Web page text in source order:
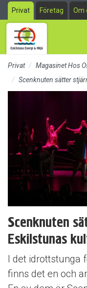
Till sidans huvudinnehåll
Privat Företag Om
Privat
Magasinet Hos
Scenknuten sätter
Scenknuten
Eskilstunas
I det idrottstunga
finns det en och